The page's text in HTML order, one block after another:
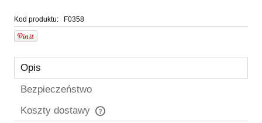
Kod produktu: F0358
Opis
Bezpieczeństwo
Koszty dostawy
Cena nie zawiera ewentualnych kosztów płatności